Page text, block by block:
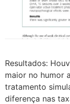
Resultados:
maior no humor
tratamento
diferença nas